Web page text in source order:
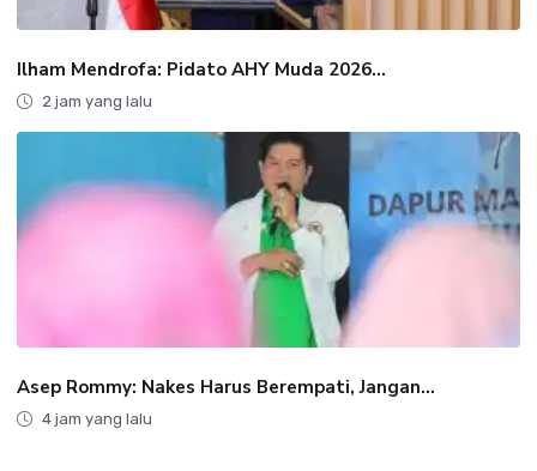
Ilham Mendrofa: Pidato AHY Muda 2026...
2 jam yang lalu
Asep Rommy: Nakes Harus Berempati, Jangan...
4 jam yang lalu